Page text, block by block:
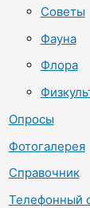
Советы
Фауна
Флора
Опросы
Фотогалерея
Справочник
Телефонный